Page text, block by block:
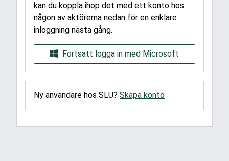
kan du koppla ihop det med ett konto hos
någon av aktörerna nedan för en enklare
inloggning nästa gång.
Fortsätt logga in med Microsoft
Ny användare hos SLU? Skapa konto